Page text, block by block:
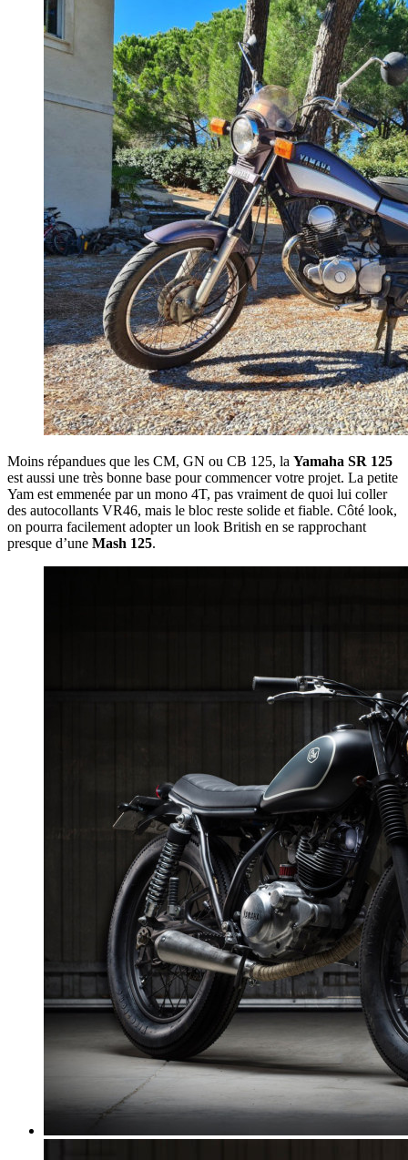
Moins répandues que les CM, GN ou CB 125, la Yamaha SR 125
est aussi une très bonne base pour commencer votre projet. La petite
Yam est emmenée par un mono 4T, pas vraiment de quoi lui coller
des autocollants VR46, mais le bloc reste solide et fiable. Côté look,
on pourra facilement adopter un look British en se rapprochant
presque d’une Mash 125.